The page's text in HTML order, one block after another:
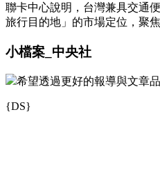
聯卡中心說明，台灣兼具交通
旅行目的地」的市場定位，聚
小檔案_中央社
希望透過更好的報導與文章
{DS}